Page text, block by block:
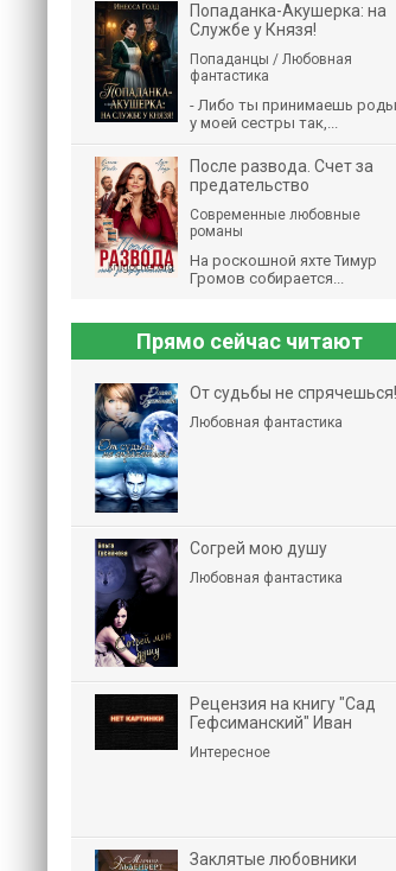
Попаданка-Акушерка: на
Службе у Князя!
Попаданцы / Любовная
фантастика
- Либо ты принимаешь роды
у моей сестры так,...
После развода. Счет за
предательство
Современные любовные
романы
На роскошной яхте Тимур
Громов собирается...
Прямо сейчас читают
От судьбы не спрячешься!
Любовная фантастика
Согрей мою душу
Любовная фантастика
Рецензия на книгу "Сад
Гефсиманский" Иван
Интересное
Заклятые любовники